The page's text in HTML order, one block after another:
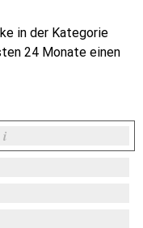
in der Kategorie
24 Monate einen
i